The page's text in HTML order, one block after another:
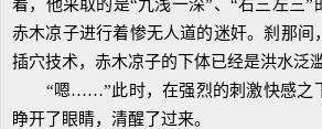
着，他采取的是“九浅一深”、“右三左三”
赤木凉子进行着惨无人道的迷奸。刹那间
插穴技术，赤木凉子的下体已经是洪水泛
“嗯……”此时，在强烈的刺激快感之
睁开了眼睛，清醒了过来。